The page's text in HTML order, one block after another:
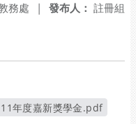
發布人： 註冊組
務處 |
年度嘉新獎學金.pdf